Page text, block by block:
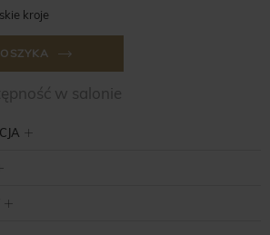
kroje
w salonie